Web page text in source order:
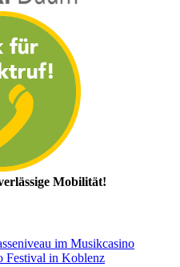
Mobilität!
im Musikcasino
Festival in Koblenz